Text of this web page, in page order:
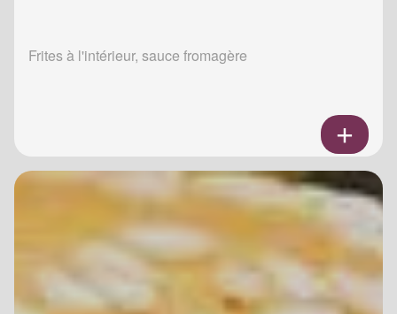
Frites à l'intérieur, sauce fromagère